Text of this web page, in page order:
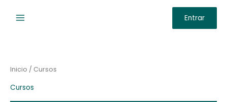
Entrar
Inicio / Cursos
Cursos